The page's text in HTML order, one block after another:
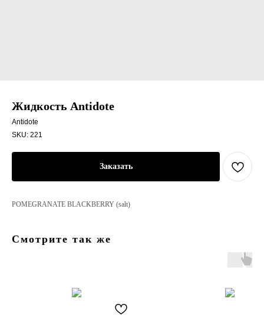
Жидкость Antidote
Antidote
SKU: 221
Заказать
POMEGRANATE BLACKBERRY (salt)
Смотрите так же